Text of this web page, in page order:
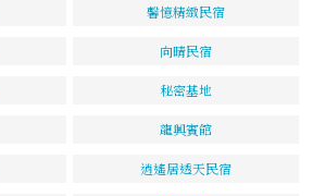
馨憶精緻民宿
向晴民宿
秘密基地
龍興賓館
逍遙居透天民宿